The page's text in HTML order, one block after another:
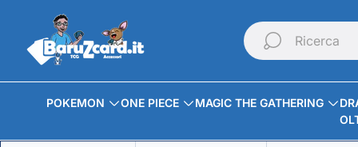
Logo
negozio"
Ricerca
POKEMON ONE PIECE MAGIC THE GATHERING